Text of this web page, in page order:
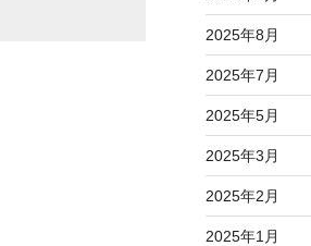
2025年8月
2025年7月
2025年5月
2025年3月
2025年2月
2025年1月